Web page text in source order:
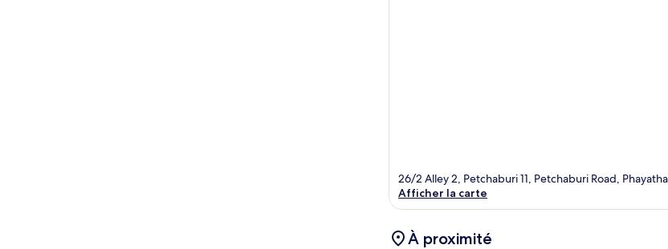
26/2 Alley 2, Petchaburi 11, Petchaburi Road,
Afficher la carte
À proximité